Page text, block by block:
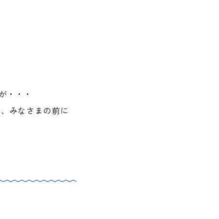
・・・
みなさまの前に